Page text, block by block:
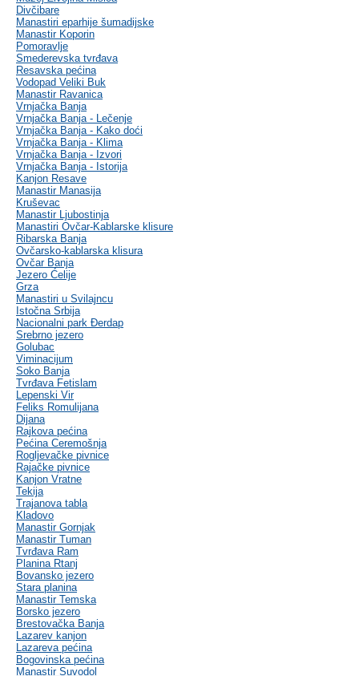
Divčibare
Manastiri eparhije šumadijske
Manastir Koporin
Pomoravlje
Smederevska tvrđava
Resavska pećina
Vodopad Veliki Buk
Manastir Ravanica
Vrnjačka Banja
Vrnjačka Banja - Lečenje
Vrnjačka Banja - Kako doći
Vrnjačka Banja - Klima
Vrnjačka Banja - Izvori
Vrnjačka Banja - Istorija
Kanjon Resave
Manastir Manasija
Kruševac
Manastir Ljubostinja
Manastiri Ovčar-Kablarske klisure
Ribarska Banja
Ovčarsko-kablarska klisura
Ovčar Banja
Jezero Ćelije
Grza
Manastiri u Svilajncu
Istočna Srbija
Nacionalni park Đerdap
Srebrno jezero
Golubac
Viminacijum
Soko Banja
Tvrđava Fetislam
Lepenski Vir
Feliks Romulijana
Dijana
Rajkova pećina
Pećina Ceremošnja
Rogljevačke pivnice
Rajačke pivnice
Kanjon Vratne
Tekija
Trajanova tabla
Kladovo
Manastir Gornjak
Manastir Tuman
Tvrđava Ram
Planina Rtanj
Bovansko jezero
Stara planina
Manastir Temska
Borsko jezero
Brestovačka Banja
Lazarev kanjon
Lazareva pećina
Bogovinska pećina
Manastir Suvodol